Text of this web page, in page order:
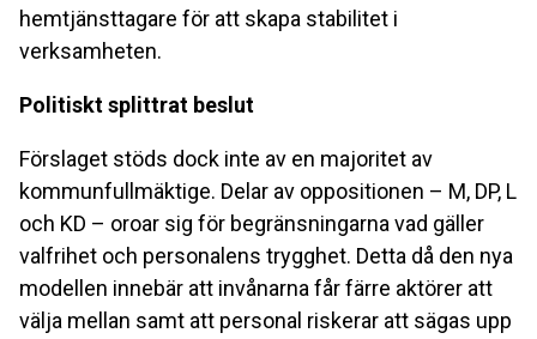
hemtjänsttagare för att skapa stabilitet i
verksamheten.
Politiskt splittrat beslut
Förslaget stöds dock inte av en majoritet av
kommunfullmäktige. Delar av oppositionen – M, DP, L
och KD – oroar sig för begränsningarna vad gäller
valfrihet och personalens trygghet. Detta då den nya
modellen innebär att invånarna får färre aktörer att
välja mellan samt att personal riskerar att sägas upp